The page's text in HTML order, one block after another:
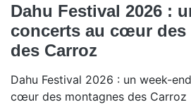
Dahu Festival 2026 :
concerts au cœur des
des Carroz
Dahu Festival 2026 : un week-
cœur des montagnes des Carroz